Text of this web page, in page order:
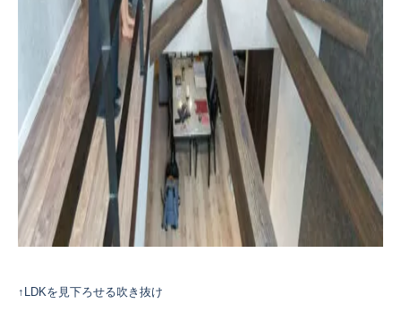
↑LDKを見下ろせる吹き抜け